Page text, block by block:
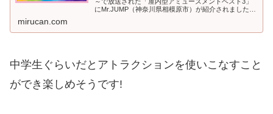
にMr.JUMP（神奈川県相模原市）が紹介されました。
mirucan.com
中学生ぐらいだとアトラクションを使いこなすこと
ができ楽しめそうです!